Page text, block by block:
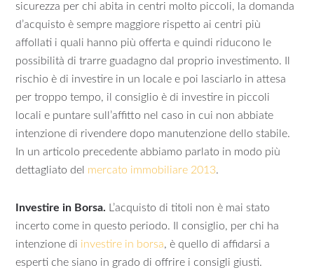
sicurezza per chi abita in centri molto piccoli, la domanda
d’acquisto è sempre maggiore rispetto ai centri più
affollati i quali hanno più offerta e quindi riducono le
possibilità di trarre guadagno dal proprio investimento. Il
rischio è di investire in un locale e poi lasciarlo in attesa
per troppo tempo, il consiglio è di investire in piccoli
locali e puntare sull’affitto nel caso in cui non abbiate
intenzione di rivendere dopo manutenzione dello stabile.
In un articolo precedente abbiamo parlato in modo più
dettagliato del mercato immobiliare 2013.
Investire in Borsa. L’acquisto di titoli non è mai stato
incerto come in questo periodo. Il consiglio, per chi ha
intenzione di investire in borsa, è quello di affidarsi a
esperti che siano in grado di offrire i consigli giusti.